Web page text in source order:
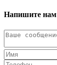
Напишите нам